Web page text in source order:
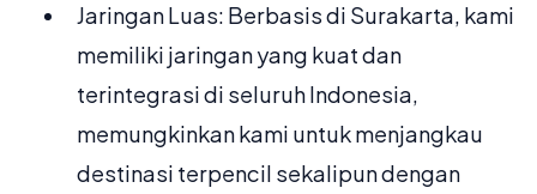
Jaringan Luas: Berbasis di Surakarta, kami
memiliki jaringan yang kuat dan
terintegrasi di seluruh Indonesia,
memungkinkan kami untuk menjangkau
destinasi terpencil sekalipun dengan